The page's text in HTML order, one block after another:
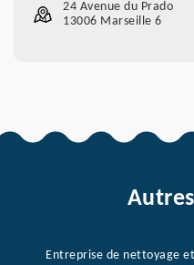
24 Avenue du Prado
13006 Marseille 6
Entreprise de nettoyage